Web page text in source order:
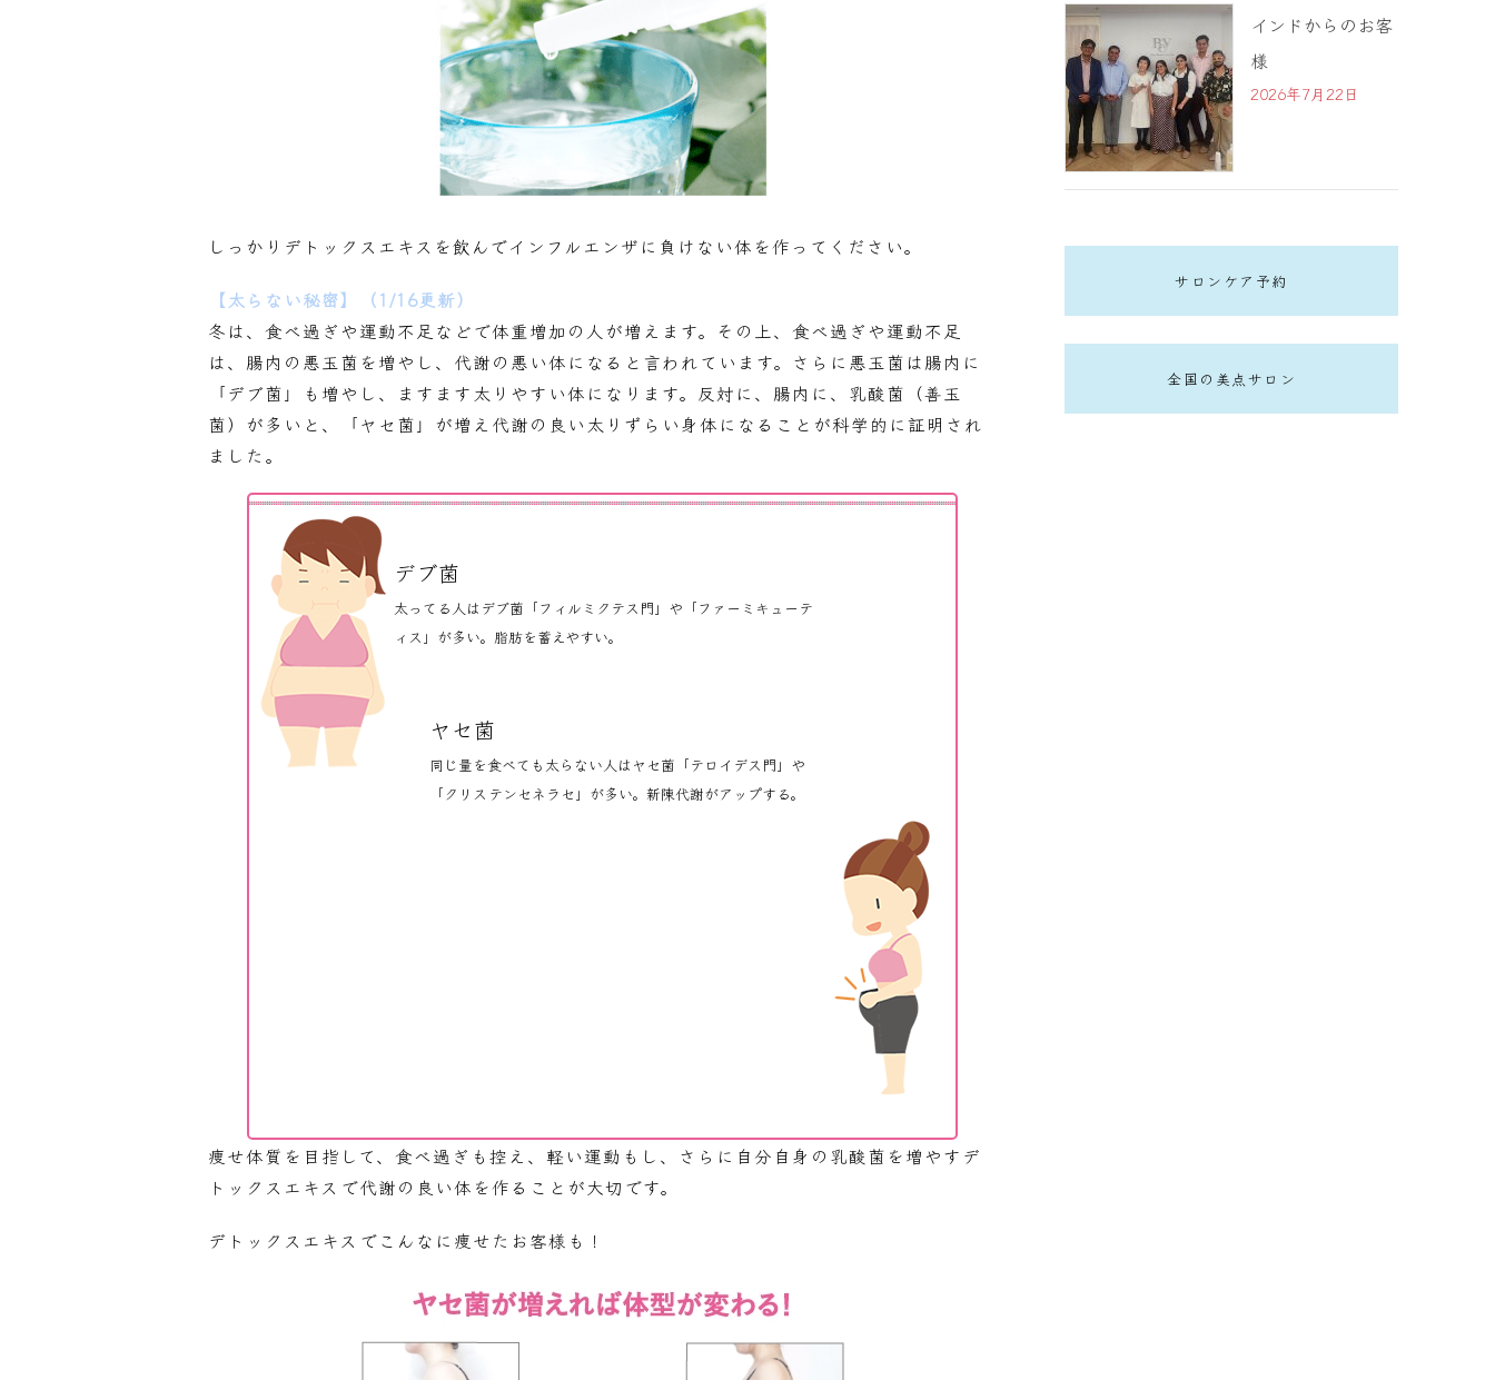
しっかりデトックスエキスを飲んでインフルエンザに負けない体を作ってください。
【太らない秘密】（1/16更新）
冬は、食べ過ぎや運動不足などで体重増加の人が増えます。その上、食べ過ぎや運動不足
は、腸内の悪玉菌を増やし、代謝の悪い体になると言われています。さらに悪玉菌は腸内に
「デブ菌」も増やし、ますます太りやすい体になります。反対に、腸内に、乳酸菌（善玉
菌）が多いと、「ヤセ菌」が増え代謝の良い太りずらい身体になることが科学的に証明され
ました。
デブ菌
太ってる人はデブ菌「フィルミクテス門」や「ファーミキューテ
ィス」が多い。脂肪を蓄えやすい。
ヤセ菌
同じ量を食べても太らない人はヤセ菌「テロイデス門」や
「クリステンセネラセ」が多い。新陳代謝がアップする。
痩せ体質を目指して、食べ過ぎも控え、軽い運動もし、さらに自分自身の乳酸菌を増やすデ
トックスエキスで代謝の良い体を作ることが大切です。
デトックスエキスでこんなに痩せたお客様も！
インドからのお客
様
2026年7月22日
サロンケア予約
全国の美点サロン